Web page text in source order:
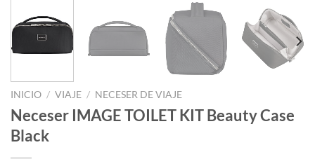
INICIO / VIAJE / NECESER DE VIAJE
Neceser IMAGE TOILET KIT Beauty Case
Black